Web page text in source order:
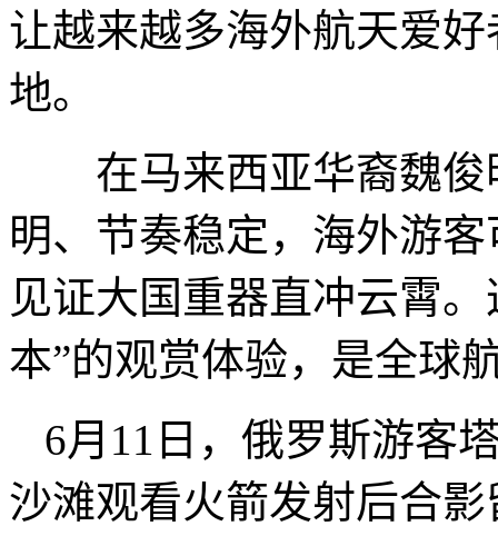
让越来越多海外航天爱
地。
在马来西亚华裔魏俊
明、节奏稳定，海外游
见证大国重器直冲云霄
本”的观赏体验，是全球
6月11日，俄罗斯游客
沙滩观看火箭发射后合